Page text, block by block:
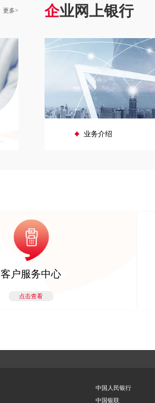
更多> 企业网上银行
业务介绍
客户服务中心
点击查看
中国人民银行
中国银联